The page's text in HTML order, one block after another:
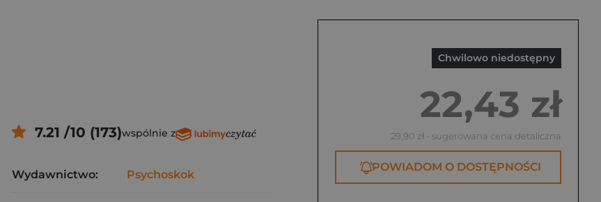
Chwilowo niedostępny
22,43 zł
29,90 zł - sugerowana cena detaliczna
POWIADOM O DOSTĘPNOŚCI
7.21 /10 (173)wspólnie z
Wydawnictwo: Psychoskok